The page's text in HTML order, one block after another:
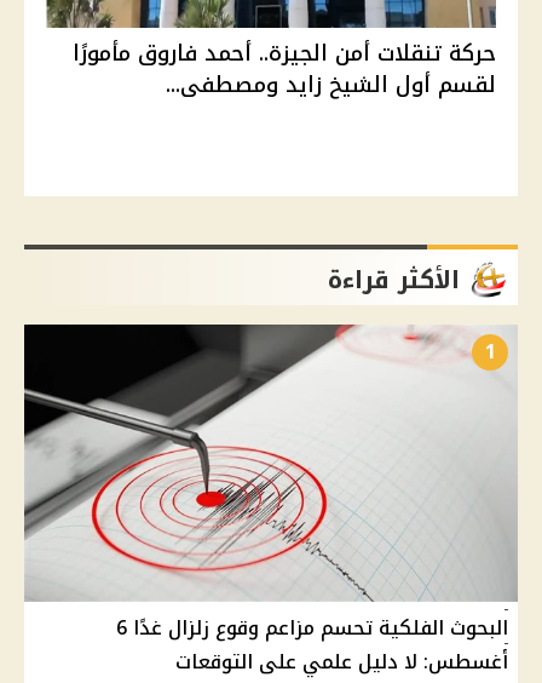
حركة تنقلات أمن الجيزة.. أحمد فاروق مأمورًا
لقسم أول الشيخ زايد ومصطفى...
الأكثر قراءة
1
البحوث الفلكية تحسم مزاعم وقوع زلزال غدًا 6
أغسطس: لا دليل علمي على التوقعات